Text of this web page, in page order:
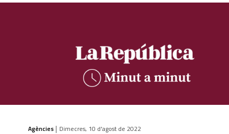
Agències | Dimecres, 10 d'agost de 2022